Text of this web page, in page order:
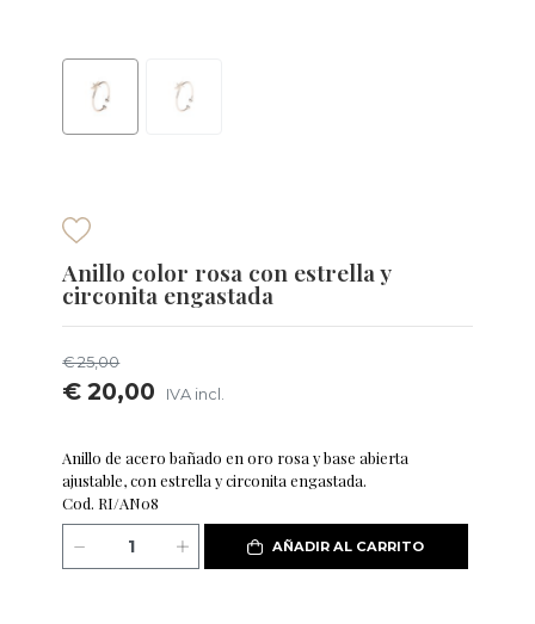
Anillo color rosa con estrella y
circonita engastada
€ 25,00
€ 20,00 IVA incl.
Anillo de acero bañado en oro rosa y base abierta
ajustable, con estrella y circonita engastada.
Cod. RI/AN08
AÑADIR AL CARRITO